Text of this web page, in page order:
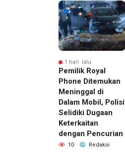
1 hari lalu
Pemilik Royal
Phone Ditemukan
Meninggal di
Dalam Mobil, Polisi
Selidiki Dugaan
Keterkaitan
dengan Pencurian
10 Redaksi